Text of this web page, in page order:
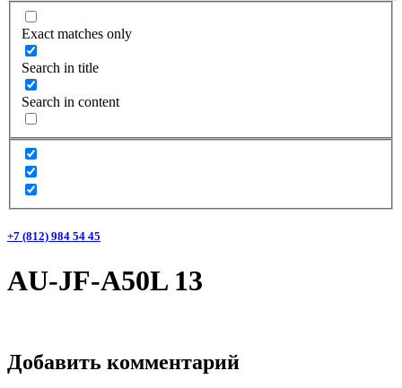
Exact matches only
Search in title
Search in content
+7 (812) 984 54 45
AU-JF-A50L 13
Добавить комментарий